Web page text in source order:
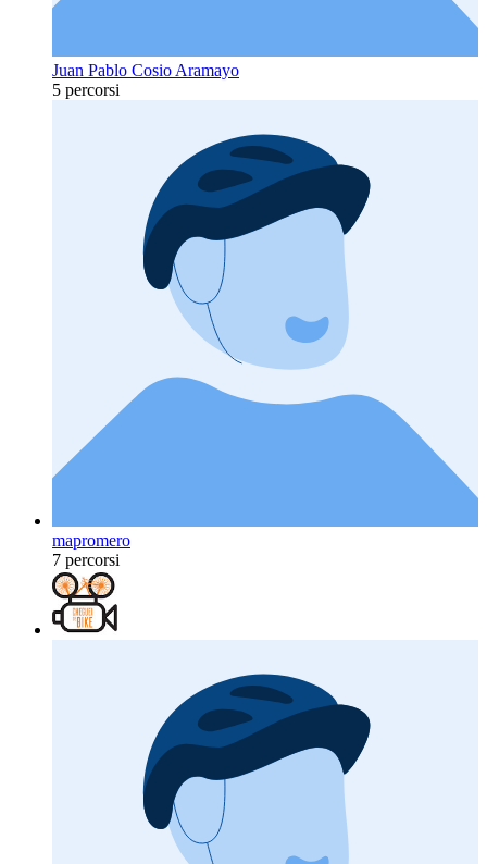
Juan Pablo Cosio Aramayo
5 percorsi
mapromero
7 percorsi